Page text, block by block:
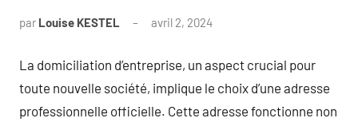
par Louise KESTEL avril 2, 2024
La domiciliation d’entreprise, un aspect crucial pour
toute nouvelle société, implique le choix d’une adresse
professionnelle officielle. Cette adresse fonctionne non